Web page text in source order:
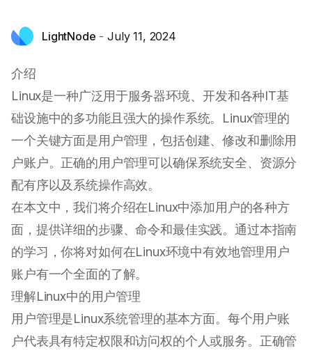
LightNode -July 11, 2024
介绍
Linux是一种广泛用于服务器环境、开发和各种IT基
础设施中的多功能且强大的操作系统。Linux管理的
一个关键方面是用户管理，包括创建、修改和删除用
户账户。正确的用户管理可以确保系统安全、资源分
配有序以及系统操作高效。
在本文中，我们将介绍在Linux中添加用户的各种方
面，提供详细的步骤、命令和最佳实践。通过本指南
的学习，你将对如何在Linux环境中有效地管理用户
账户有一个全面的了解。
理解Linux中的用户管理
用户管理是Linux系统管理的基本方面。每个用户账
户代表具有特定权限和访问权的个人或服务。正确管